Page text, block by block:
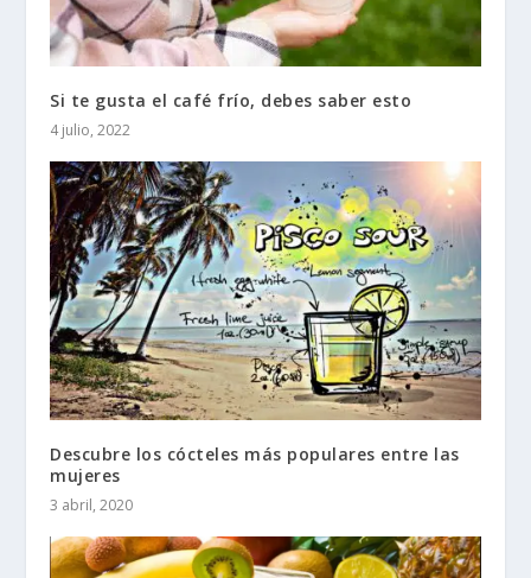
Si te gusta el café frío, debes saber esto
4 julio, 2022
Descubre los cócteles más populares entre las
mujeres
3 abril, 2020